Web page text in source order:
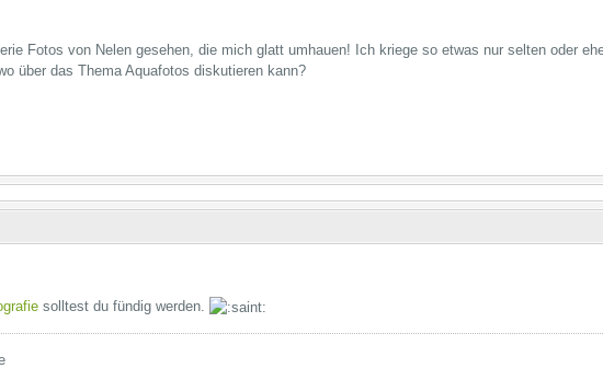
Fotos von Nelen gesehen, die mich glatt umhauen! Ich kriege so etwas nur selten oder
über das Thema Aquafotos diskutieren kann?
solltest du fündig werden.